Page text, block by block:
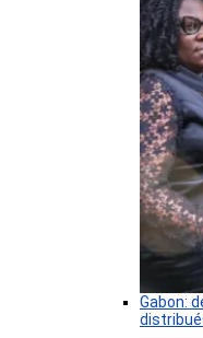
Gabon: